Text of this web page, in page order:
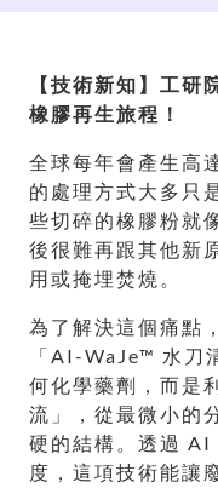
【技術新知】工
橡膠再生旅程！
全球每年會產生高
的處理方式大多只
些切碎的橡膠粉就
後很難再跟其他新
用或掩埋焚燒。
為了解決這個痛點
「AI-WaJe™ 水刀
何化學藥劑，而是
流」，從最微小的
硬的結構。透過 AI
度，這項技術能讓